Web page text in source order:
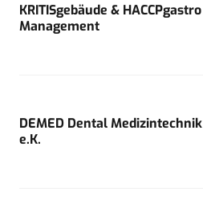
KRITISgebäude & HACCPgastro
Management
DEMED Dental Medizintechnik
e.K.